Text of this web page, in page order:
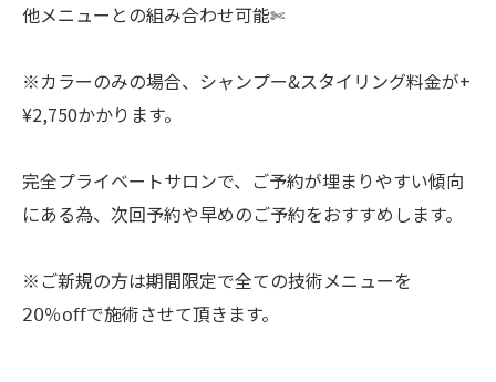
他メニューとの組み合わせ可能✄
※カラーのみの場合、シャンプー&スタイリング料金が+
¥2,750かかります。
完全プライベートサロンで、ご予約が埋まりやすい傾向
にある為、次回予約や早めのご予約をおすすめします。
※ご新規の方は期間限定で全ての技術メニューを
𝟤𝟢％𝗈𝖿𝖿で施術させて頂きます。